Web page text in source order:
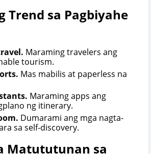
Trend sa Pagbiyahe
Maraming travelers ang
tourism.
Mas mabilis at paperless na
Maraming apps ang
ng itinerary.
Dumarami ang mga nagta-
sa self-discovery.
Matututunan sa